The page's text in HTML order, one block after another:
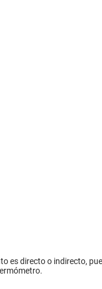
es directo o indirecto,